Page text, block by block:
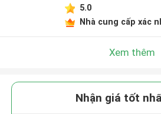
5.0
Nhà cung cấp xác
Xem thêm
Nhận giá tốt